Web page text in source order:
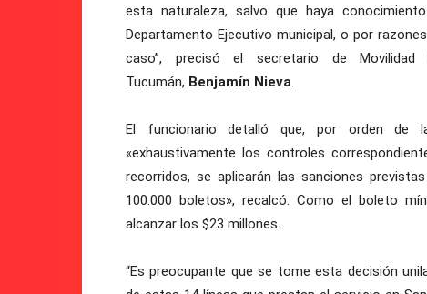
esta naturaleza, salvo que haya
Departamento Ejecutivo municipal, o por
caso”, precisó el secretario de
Tucumán, Benjamín Nieva.
El funcionario detalló que, por orden de
«exhaustivamente los controles
recorridos, se aplicarán las sanciones
100.000 boletos», recalcó. Como el boleto
alcanzar los $23 millones.
“Es preocupante que se tome esta decisión